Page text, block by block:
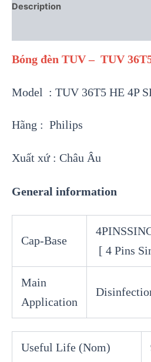
Description
Bóng đèn TUV – TUV
Model : TUV 36T5 HE 4P
Hãng : Philips
Xuất xứ : Châu Âu
General information
Cap-Base
[ 4 Pins
Main
Application
Useful Life (Nom)